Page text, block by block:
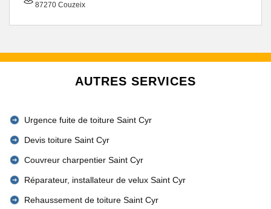
87270 Couzeix
AUTRES SERVICES
Urgence fuite de toiture Saint Cyr
Devis toiture Saint Cyr
Couvreur charpentier Saint Cyr
Réparateur, installateur de velux Saint Cyr
Rehaussement de toiture Saint Cyr